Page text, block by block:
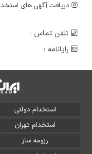
دریافت آگهی های
تلفن تماس :
رایانامه :
استخدام دولتی
استخدام تهران
رزومه ساز